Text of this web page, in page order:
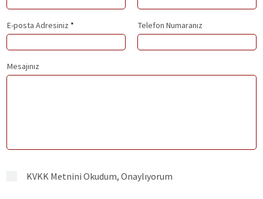
E-posta Adresiniz Telefon Numaranız
Mesajınız
KVKK Metnini Okudum, Onaylıyorum